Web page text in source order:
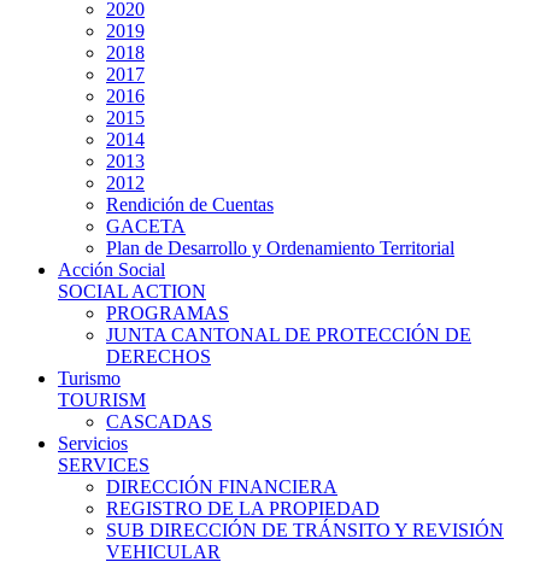
2020
2019
2018
2017
2016
2015
2014
2013
2012
Rendición de Cuentas
GACETA
Plan de Desarrollo y Ordenamiento Territorial
Acción Social
SOCIAL ACTION
PROGRAMAS
JUNTA CANTONAL DE PROTECCIÓN DE
DERECHOS
Turismo
TOURISM
CASCADAS
Servicios
SERVICES
DIRECCIÓN FINANCIERA
REGISTRO DE LA PROPIEDAD
SUB DIRECCIÓN DE TRÁNSITO Y REVISIÓN
VEHICULAR